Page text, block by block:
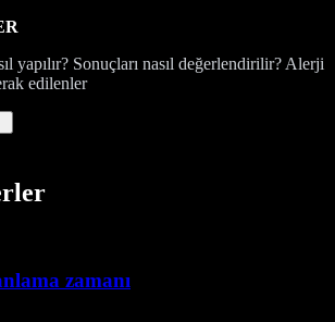
yapılır? Sonuçları nasıl değerlendirilir? Alerji
edilenler
zamanı